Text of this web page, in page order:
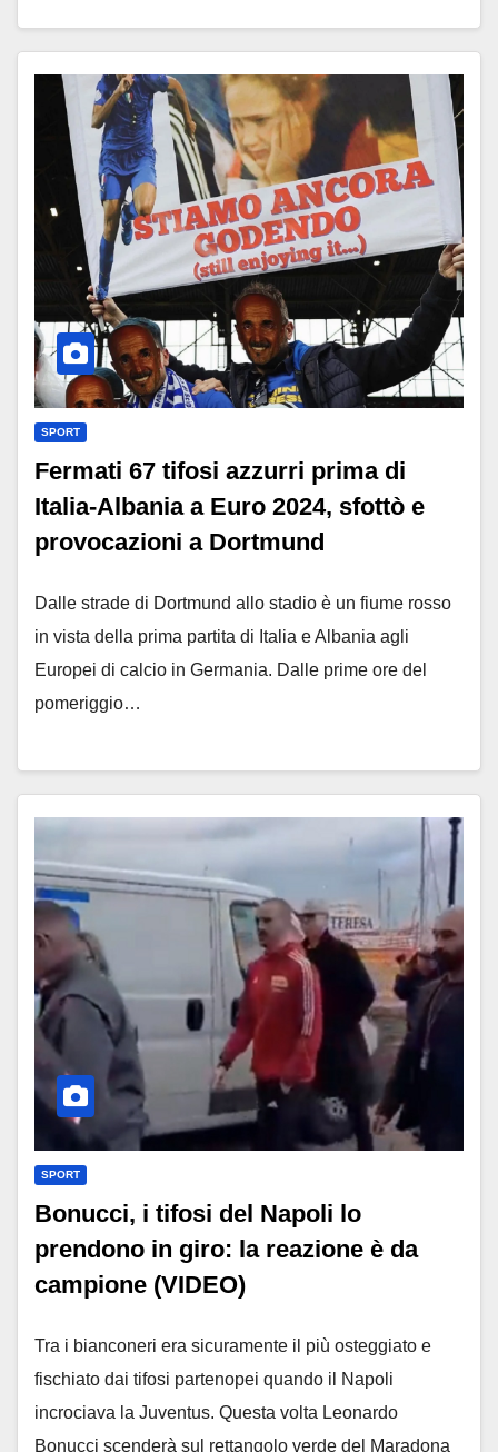
SPORT
Fermati 67 tifosi azzurri prima di
Italia-Albania a Euro 2024, sfottò e
provocazioni a Dortmund
Dalle strade di Dortmund allo stadio è un fiume rosso
in vista della prima partita di Italia e Albania agli
Europei di calcio in Germania. Dalle prime ore del
pomeriggio…
SPORT
Bonucci, i tifosi del Napoli lo
prendono in giro: la reazione è da
campione (VIDEO)
Tra i bianconeri era sicuramente il più osteggiato e
fischiato dai tifosi partenopei quando il Napoli
incrociava la Juventus. Questa volta Leonardo
Bonucci scenderà sul rettangolo verde del Maradona